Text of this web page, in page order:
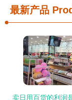
最新产品